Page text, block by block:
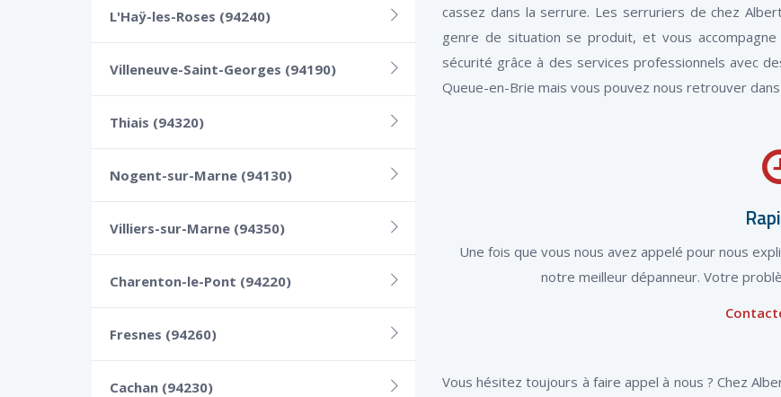
cassez dans la serrure. Les serruriers de chez
genre de situation se produit, et vous
sécurité grâce à des services professionnels avec
Queue-en-Brie mais vous pouvez nous retrouver
Une fois que vous nous avez appelé pour nous
notre meilleur dépanneur. Votre
Vous hésitez toujours à faire appel à nous ? Chez
L'Haÿ-les-Roses (94240)
Villeneuve-Saint-Georges (94190)
Thiais (94320)
Nogent-sur-Marne (94130)
Villiers-sur-Marne (94350)
Charenton-le-Pont (94220)
Fresnes (94260)
Cachan (94230)